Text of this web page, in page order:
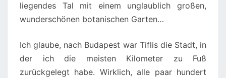
liegendes Tal mit einem unglaublich großen,
wunderschönen botanischen Garten…
Ich glaube, nach Budapest war Tiflis die Stadt, in
der ich die meisten Kilometer zu Fuß
zurückgelegt habe. Wirklich, alle paar hundert